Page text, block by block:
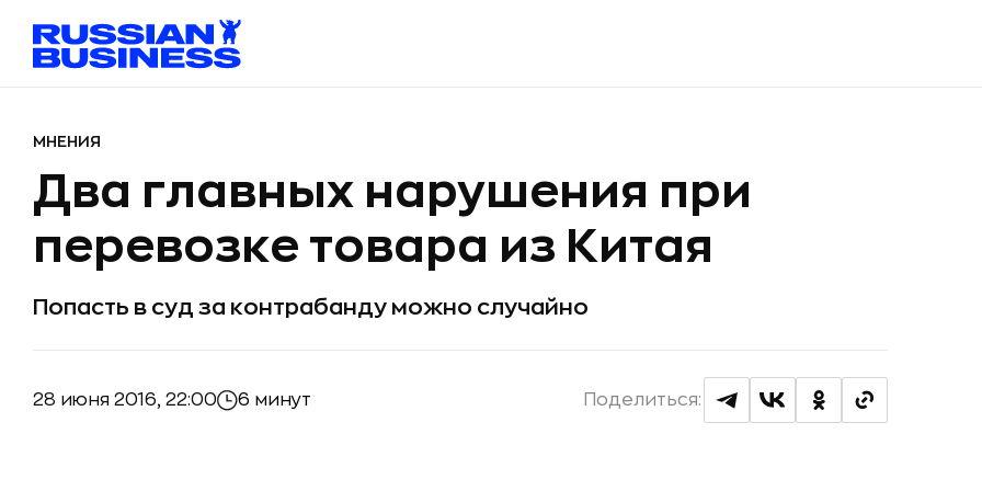
МНЕНИЯ
Два главных нарушения при
перевозке товара из Китая
Попасть в суд за контрабанду можно случайно
28 июня 2016, 22:00 6 минут Поделиться: